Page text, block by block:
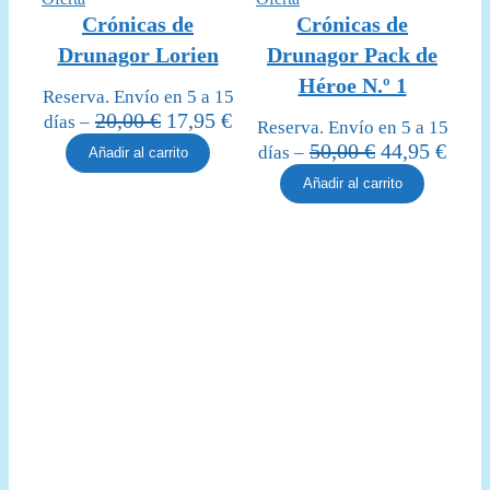
en
oferta
Crónicas de
Drunagor Lorien
Reserva. Envío en 5 a 15
días – 20,00€ El
precio
original
17,95 €El
precio
actual
Añadir al carrito
en
oferta
Crónicas de
Drunagor Pack de
Héroe N.º 1
Reserva. Envío en 5 a 15
días – 50,00€ El
precio
original
44,95 €El
Añadir al carrito